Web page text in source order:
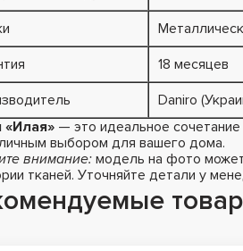
18 месяцев
Daniro
«Илая» — это идеальное
выбором для вашего дома.
внимание: модель на фото
тканей. Уточняйте детали у